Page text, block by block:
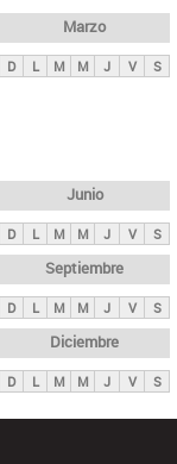
Marzo
D L M M J V S
Junio
D L M M J V S
Septiembre
D L M M J V S
Diciembre
D L M M J V S